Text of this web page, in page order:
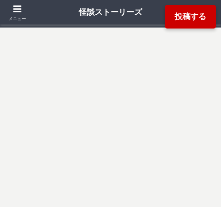
投稿する
「死ぬ程洒落にならない怖い話」「本当にあった怖い話」「都市伝説」などか
メニュー
怪談ストーリーズ
検索